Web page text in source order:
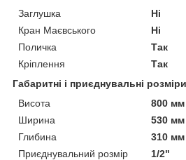
Заглушка
Ні
Кран Маєвського
Ні
Поличка
Так
Кріплення
Так
Габаритні і приєднувальні розміри
Висота
800 мм
Ширина
530 мм
Глибина
310 мм
Приєднувальний розмір
1/2"